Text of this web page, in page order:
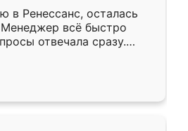
в Ренессанс, осталась
всё быстро
отвечала сразу.
в субботу, подошёл к
Собрали
аккуратно, даже